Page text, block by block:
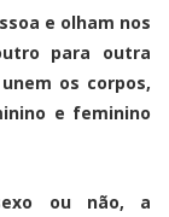
e olham nos
para outra
os corpos,
e feminino
ou não, a